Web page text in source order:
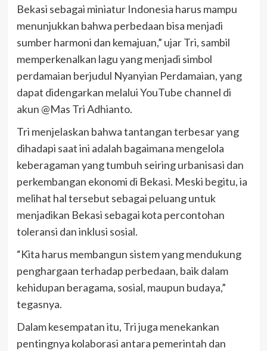
Bekasi sebagai miniatur Indonesia harus mampu
menunjukkan bahwa perbedaan bisa menjadi
sumber harmoni dan kemajuan,” ujar Tri, sambil
memperkenalkan lagu yang menjadi simbol
perdamaian berjudul Nyanyian Perdamaian, yang
dapat didengarkan melalui YouTube channel di
akun @Mas Tri Adhianto.
Tri menjelaskan bahwa tantangan terbesar yang
dihadapi saat ini adalah bagaimana mengelola
keberagaman yang tumbuh seiring urbanisasi dan
perkembangan ekonomi di Bekasi. Meski begitu, ia
melihat hal tersebut sebagai peluang untuk
menjadikan Bekasi sebagai kota percontohan
toleransi dan inklusi sosial.
“Kita harus membangun sistem yang mendukung
penghargaan terhadap perbedaan, baik dalam
kehidupan beragama, sosial, maupun budaya,”
tegasnya.
Dalam kesempatan itu, Tri juga menekankan
pentingnya kolaborasi antara pemerintah dan